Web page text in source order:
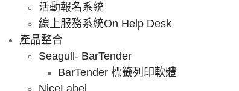
活動報名系統
線上服務系統On Help Desk
產品整合
Seagull- BarTender
BarTender 標籤列印軟體
NiceLabel